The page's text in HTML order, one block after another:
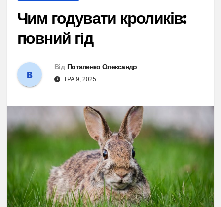
Чим годувати кроликів:
повний гід
Від Потапенко Олександр
ТРА 9, 2025